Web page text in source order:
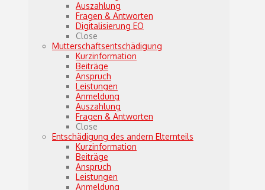
Auszahlung
Fragen & Antworten
Digitalisierung EO
Close
Mutterschaftsentschädigung
Kurzinformation
Beiträge
Anspruch
Leistungen
Anmeldung
Auszahlung
Fragen & Antworten
Close
Entschädigung des andern Elternteils
Kurzinformation
Beiträge
Anspruch
Leistungen
Anmeldung